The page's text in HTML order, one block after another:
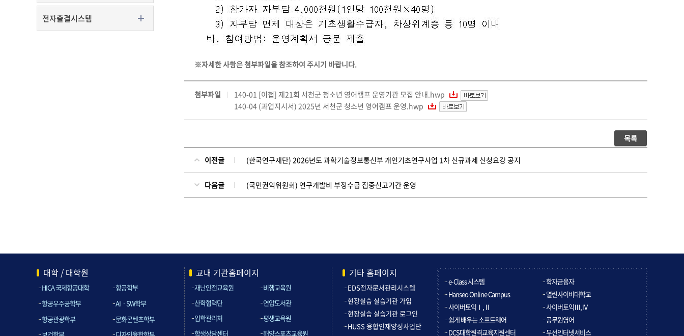
전자출결시스템
※자세한 사항은 첨부파일을 참조하여 주시기 바랍니다.
첨부파일
140-01 [이첩] 제21회 서천군 청소년 영어캠프 운영기관 모집 안내.hwp
140-04 (과업지시서) 2025년 서천군 청소년 영어캠프 운영.hwp
목록
이전글 (한국연구재단) 2026년도 과학기술정보통신부 개인기초연구사업 1차 신규과제 신청요강 공지
다음글 (국민권익위원회) 연구개발비 부정수급 집중신고기간 운영
대학 / 대학원
HICA 국제항공대학
항공학부
항공우주공학부
AIㆍSW학부
항공관광학부
문화콘텐츠학부
교내 기관홈페이지
재난안전교육원
비행교육원
산학협력단
연암도서관
입학관리처
평생교육원
학생상담센터
해양스포츠교육원
기타 홈페이지
EDS전자문서관리시스템
현장실습 실습기관 가입
현장실습 실습기관 로그인
HUSS 융합인재양성사업단
e-Class 시스템
학자금융자
Hanseo Online Campus
열린사이버대학교
사이버토익Ⅰ,Ⅱ
사이버토익Ⅲ,Ⅳ
쉽게 배우는 소프트웨어
공무원영어
DCS대학원격교육지원센터
무선인터넷서비스